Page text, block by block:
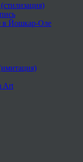
в Йошкар-Оле
Art